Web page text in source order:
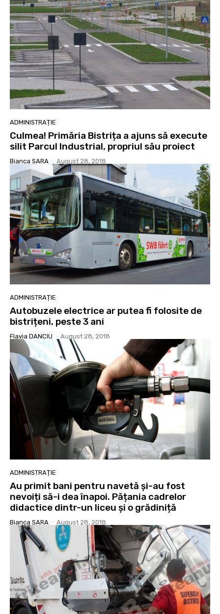
ADMINISTRAȚIE
Culmea! Primăria Bistrița a ajuns să execute
silit Parcul Industrial, propriul său proiect
Bianca SARA - August 28, 2018
ADMINISTRAȚIE
Autobuzele electrice ar putea fi folosite de
bistrițeni, peste 3 ani
Flavia DANCIU - August 28, 2018
ADMINISTRAȚIE
Au primit bani pentru navetă și-au fost
nevoiți să-i dea înapoi. Pățania cadrelor
didactice dintr-un liceu și o grădiniță
Bianca SARA - August 28, 2018